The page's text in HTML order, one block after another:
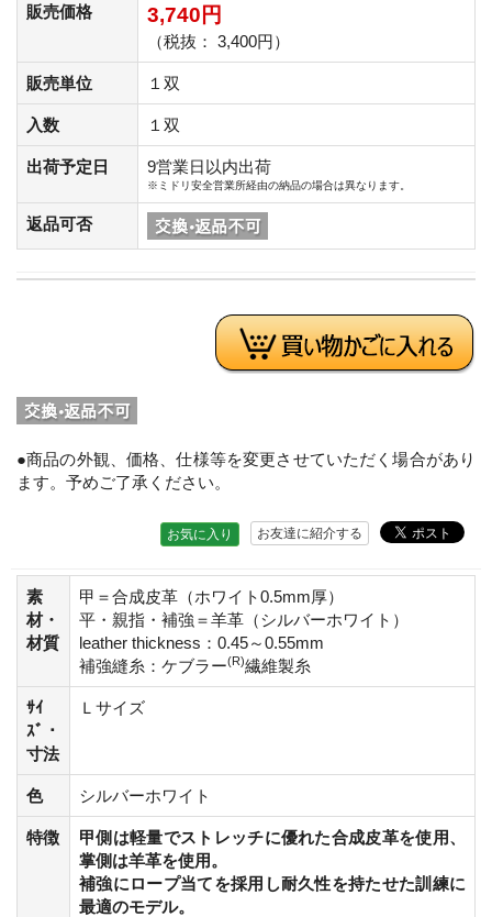
販売価格 3,740円
（税抜： 3,400円）
販売単位 １双
入数 １双
出荷予定日 9営業日以内出荷
※ミドリ安全営業所経由の納品の場合は異なります。
返品可否
●商品の外観、価格、仕様等を変更させていただく場合があり
ます。予めご了承ください。
お友達に紹介する
お気に入り
素
材・
材質
甲＝合成皮革（ホワイト0.5mm厚）
平・親指・補強＝羊革（シルバーホワイト）
leather thickness：0.45～0.55mm
補強縫糸：ケブラー(R)繊維製糸
ｻｲ
ｽﾞ・
寸法
Ｌサイズ
色 シルバーホワイト
特徴
甲側は軽量でストレッチに優れた合成皮革を使用、
掌側は羊革を使用。
補強にロープ当てを採用し耐久性を持たせた訓練に
最適のモデル。